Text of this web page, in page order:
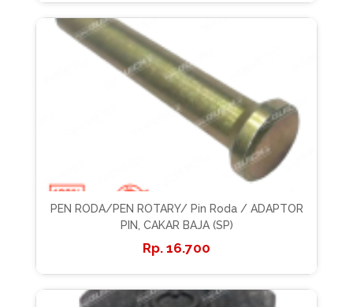
PEN RODA/PEN ROTARY/ Pin Roda / ADAPTOR
PIN, CAKAR BAJA (SP)
16.700